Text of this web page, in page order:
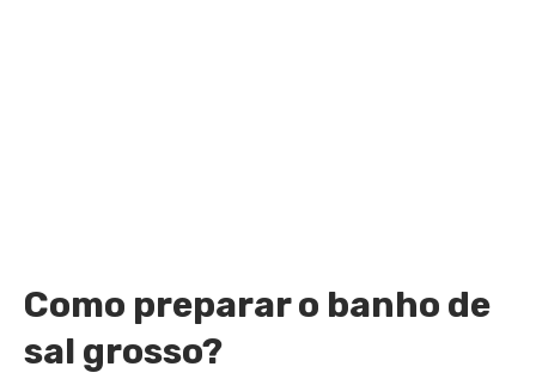
Como preparar o banho de
sal grosso?